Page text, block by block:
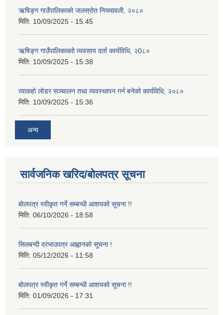
ऋषिङ्ग गाउँपालिकाको जलस्रोत नियमावली, २०८०
मिति: 10/09/2025 - 15:45
ऋषिङ्ग गाउँपालिकाकाो व्यवसाय दर्ता कार्यविधि, २0८०
मिति: 10/09/2025 - 15:38
व्याकहो लोडर सञ्चालन तथा व्यवस्थापन गर्न बनेको कार्यविधि, २०८०
मिति: 10/09/2025 - 15:36
अन्य
सार्वजनिक खरिद/बोलपत्र सूचना
बोलपत्र स्वीकृत गर्ने सम्बन्धी आशयको सूचना !!
मिति: 06/10/2026 - 18:58
सिलबन्दी दरभाउपत्र आह्वानको सूचना !
मिति: 05/12/2026 - 11:58
बोलपत्र स्वीकृत गर्ने सम्बन्धी आशयको सूचना !!
मिति: 01/09/2026 - 17:31